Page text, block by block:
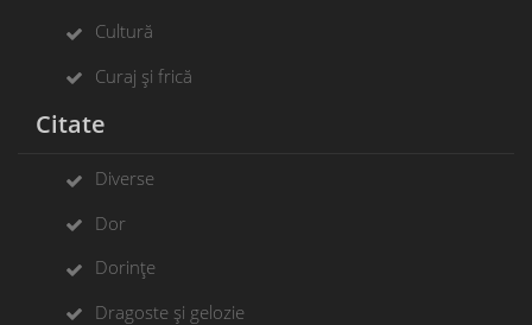
Cultură
Curaj și frică
Citate
Diverse
Dor
Dorințe
Dragoste și gelozie